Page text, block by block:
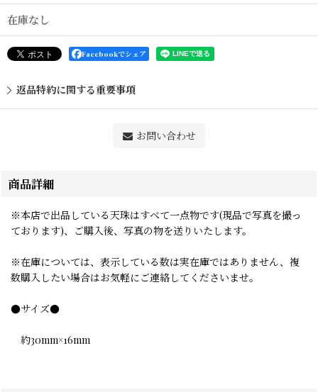
在庫なし
Facebookでシェア
返品特約に関する重要事項
お問い合わせ
商品詳細
※本店で出品している天珠はすべて一点物です(現品で写真を撮っ
ております)、ご購入後、写真の物を送りいたします。
※在庫については、表示している数は実在庫ではありません、複
数購入したい場合はお気軽にご連絡してくださいませ。
●サイズ●
約30mm×16mm